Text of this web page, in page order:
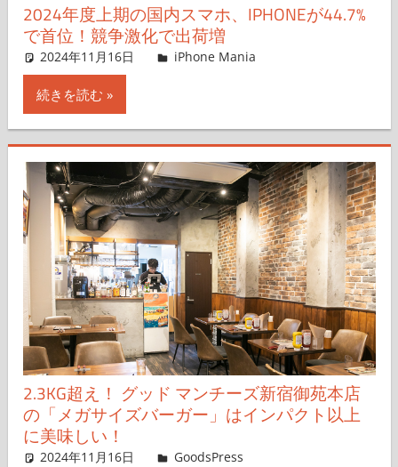
2024年度上期の国内スマホ、IPHONEが44.7%
で首位！競争激化で出荷増
2024年11月16日 hato
iPhone Mania
続きを読む
2.3KG超え！ グッド マンチーズ新宿御苑本店
の「メガサイズバーガー」はインパクト以上
に美味しい！
2024年11月16日 ＆GP
GoodsPress